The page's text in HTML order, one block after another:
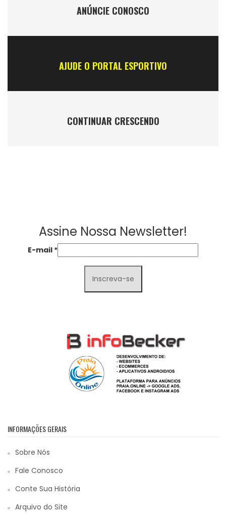
ANÚNCIE CONOSCO
AJUDE O PORTAL ESPORTIVO
CONTINUAR CRESCENDO
Assine Nossa Newsletter!
E-mail *
INFORMAÇÕES GERAIS
Sobre Nós
Fale Conosco
Conte Sua História
Arquivo do Site